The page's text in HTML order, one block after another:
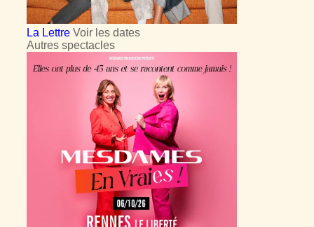
La Lettre Voir les dates
Autres spectacles